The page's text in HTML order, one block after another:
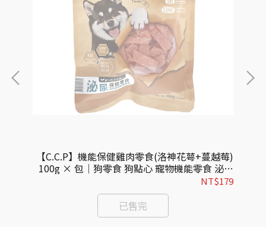
【C.C.P】機能保健雞肉零食(洛神花萼+蔓越莓)
100g × 包｜狗零食 狗點心 寵物機能零食 泌尿
保健
NT$179
已售完